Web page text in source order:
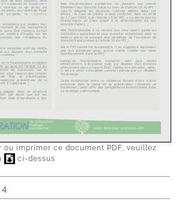
ou imprimer ce document PDF, veuillez
ci-dessus